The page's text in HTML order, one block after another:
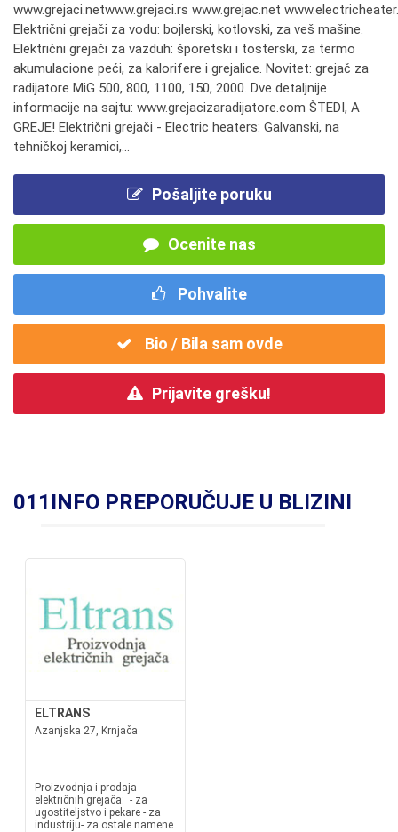
www.grejaci.netwww.grejaci.rs www.grejac.net
Električni grejači za vodu: bojlerski, kotlovski, za veš mašine.
Električni grejači za vazduh: šporetski i tosterski, za termo
akumulacione peći, za kalorifere i grejalice. Novitet: grejač za
radijatore MiG 500, 800, 1100, 150, 2000. Dve detaljnije
informacije na sajtu: www.grejacizaradijatore.com ŠTEDI, A
GREJE! Električni grejači - Electric heaters: Galvanski, na
tehničkoj keramici,...
Pošaljite poruku
Ocenite nas
Pohvalite
Bio / Bila sam ovde
Prijavite grešku!
011INFO PREPORUČUJE U BLIZINI
ELTRANS
Azanjska 27, Krnjača
Proizvodnja i prodaja
električnih grejača: - za
ugostiteljstvo i pekare - za
industriju- za ostale namene